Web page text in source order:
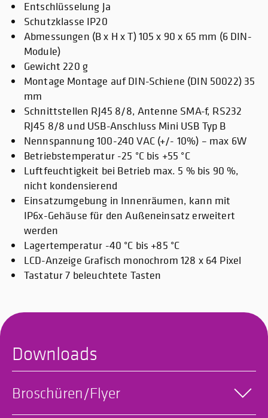
Entschlüsselung Ja
Schutzklasse IP20
Abmessungen (B x H x T) 105 x 90 x 65 mm (6 DIN-
Module)
Gewicht 220 g
Montage Montage auf DIN-Schiene (DIN 50022) 35
mm
Schnittstellen RJ45 8/8, Antenne SMA-f, RS232
RJ45 8/8 und USB-Anschluss Mini USB Typ B
Nennspannung 100-240 VAC (+/- 10%) – max 6W
Betriebstemperatur -25 °C bis +55 °C
Luftfeuchtigkeit bei Betrieb max. 5 % bis 90 %,
nicht kondensierend
Einsatzumgebung in Innenräumen, kann mit
IP6x-Gehäuse für den Außeneinsatz erweitert
werden
Lagertemperatur -40 °C bis +85 °C
LCD-Anzeige Grafisch monochrom 128 x 64 Pixel
Tastatur 7 beleuchtete Tasten
Downloads
Broschüren/Flyer